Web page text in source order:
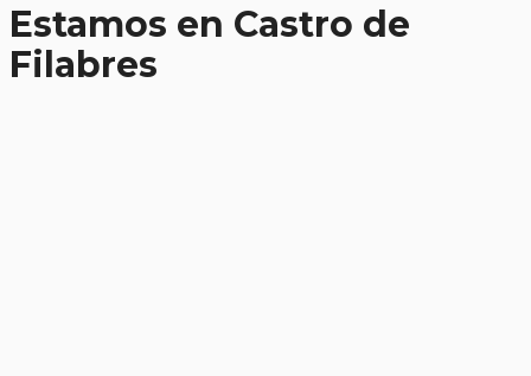
Estamos en Castro de
Filabres